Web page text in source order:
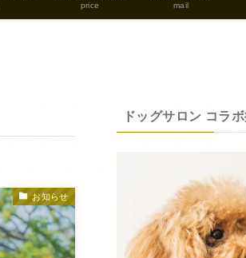
price mail
お知らせ
ドッグサロン コラ